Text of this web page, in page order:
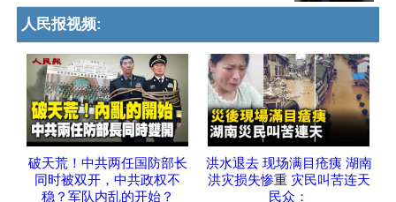
人民报视频:
破天荒！中共两任国防部长
同时被双开，中共政权不
稳？军队内乱的开始？
洪水退去 现场满目疮痍 湖南
洪灾损失惨重 灾民叫苦连天
民众：